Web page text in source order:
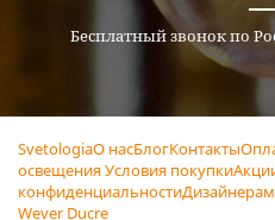
Бесплатный звонок по
SvetologiaО насБлогКонтакты
освещенияУсловия покупки
конфиденциальностиДизайнерам
Wever Ducre